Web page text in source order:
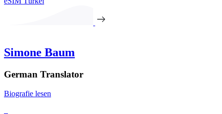
Simone Baum
German Translator
Biografie lesen